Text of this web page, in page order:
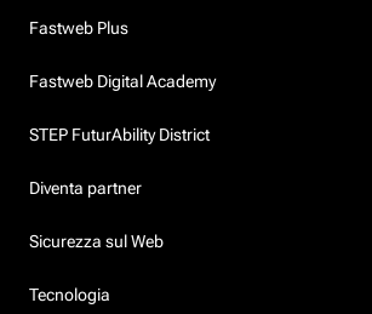
Fastweb Plus
Fastweb Digital Academy
STEP FuturAbility District
Diventa partner
Sicurezza sul Web
Tecnologia